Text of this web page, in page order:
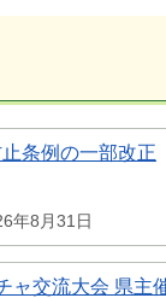
条例の一部改正
年8月31日
ャ交流大会 県主